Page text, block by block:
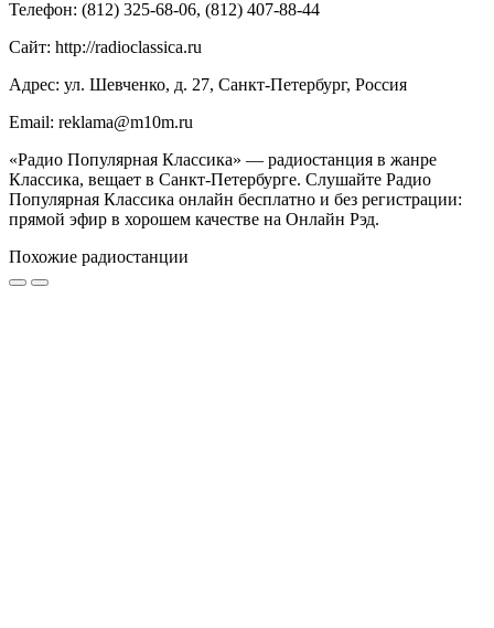
Телефон: (812) 325-68-06, (812) 407-88-44
Сайт: http://radioclassica.ru
Адрес: ул. Шевченко, д. 27, Санкт-Петербург, Россия
Email: reklama@m10m.ru
«Радио Популярная Классика» — радиостанция в жанре
Классика, вещает в Санкт-Петербурге. Слушайте Радио
Популярная Классика онлайн бесплатно и без регистрации:
прямой эфир в хорошем качестве на Онлайн Рэд.
Похожие радиостанции